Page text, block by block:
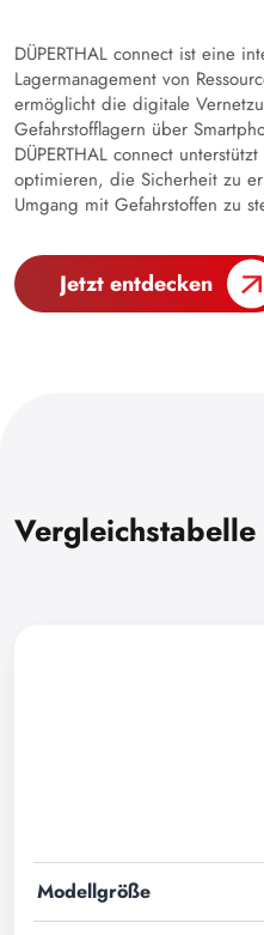
DÜPERTHAL connect ist eine
Lagermanagement von
ermöglicht die digitale
Gefahrstofflagern über
DÜPERTHAL connect
optimieren, die Sicherheit zu
Umgang mit Gefahrstoffen zu
Jetzt entdecken
Vergleichstabelle
Modellgröße